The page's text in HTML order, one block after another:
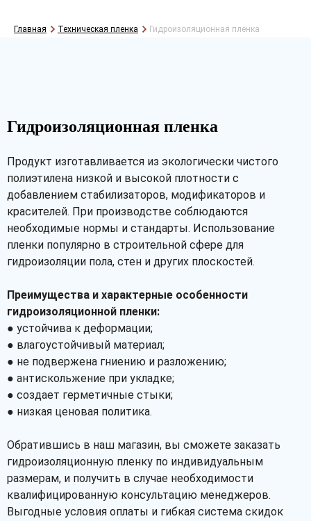
Главная Техническая пленка Гидроизоляционная пленка
Гидроизоляционная пленка
Продукт изготавливается из экологически чистого
полиэтилена низкой и высокой плотности с
добавлением стабилизаторов, модификаторов и
красителей. При производстве соблюдаются
необходимые нормы и стандарты. Использование
пленки популярно в строительной сфере для
гидроизоляции пола, стен и других плоскостей.
Преимущества и характерные особенности
гидроизоляционной пленки:
● устойчива к деформации;
● влагоустойчивый материал;
● не подвержена гниению и разложению;
● антискольжение при укладке;
● создает герметичные стыки;
● низкая ценовая политика.
Обратившись в наш магазин, вы сможете заказать
гидроизоляционную пленку по индивидуальным
размерам, и получить в случае необходимости
квалифицированную консультацию менеджеров.
Выгодные условия оплаты и гибкая система скидок